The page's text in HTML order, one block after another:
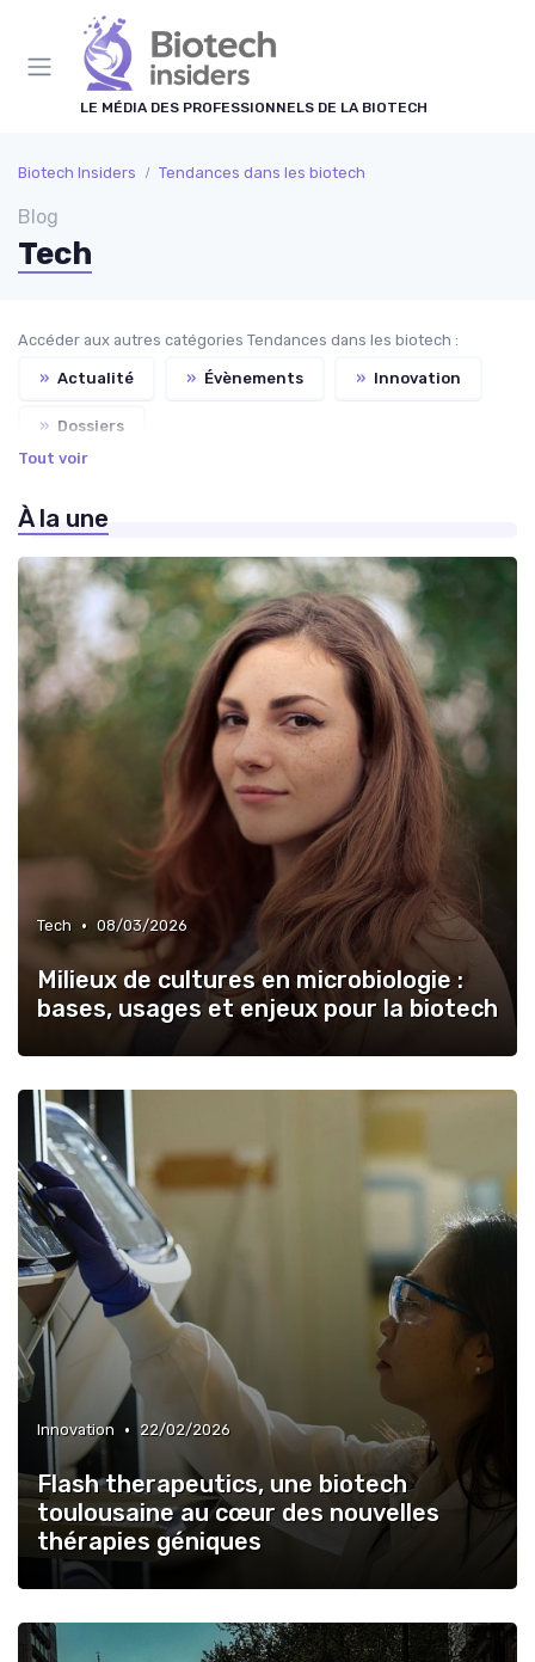
LE MÉDIA DES PROFESSIONNELS DE LA BIOTECH
Biotech Insiders Tendances dans les biotech
Blog
Tech
Accéder aux autres catégories Tendances dans les biotech :
» Actualité » Évènements » Innovation
» Dossiers
Tout voir
À la une
Tech • 08/03/2026
Milieux de cultures en microbiologie :
bases, usages et enjeux pour la biotech
Innovation • 22/02/2026
Flash therapeutics, une biotech
toulousaine au cœur des nouvelles
thérapies géniques
Panneau de gestion des cookies